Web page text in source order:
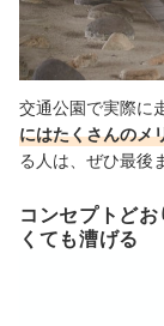
交通公園で実際に
にはたくさんのメ
る人は、ぜひ最後
コンセプトど
くても漕げる